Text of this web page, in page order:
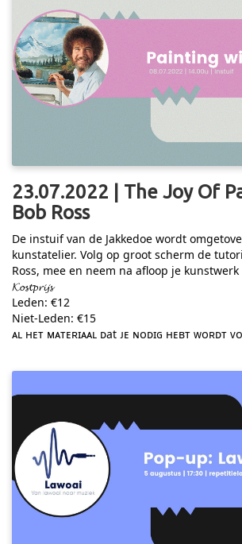
23.07.2022 | The Joy Of
Bob Ross
De instuif van de Jakkedoe wordt
kunstatelier. Volg op groot scherm de
Ross, mee en neem na afloop je
𝓚𝓸𝓼𝓽𝓹𝓻𝓲𝓳𝓼
Leden: €12
Niet-Leden: €15
ᴀʟ ʜᴇᴛ ᴍᴀᴛᴇʀɪᴀᴀʟ ᴅat ᴊᴇ ɴᴏᴅɪɢ ʜᴇʙᴛ ᴡᴏʀᴅᴛ